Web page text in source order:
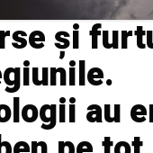
și
au